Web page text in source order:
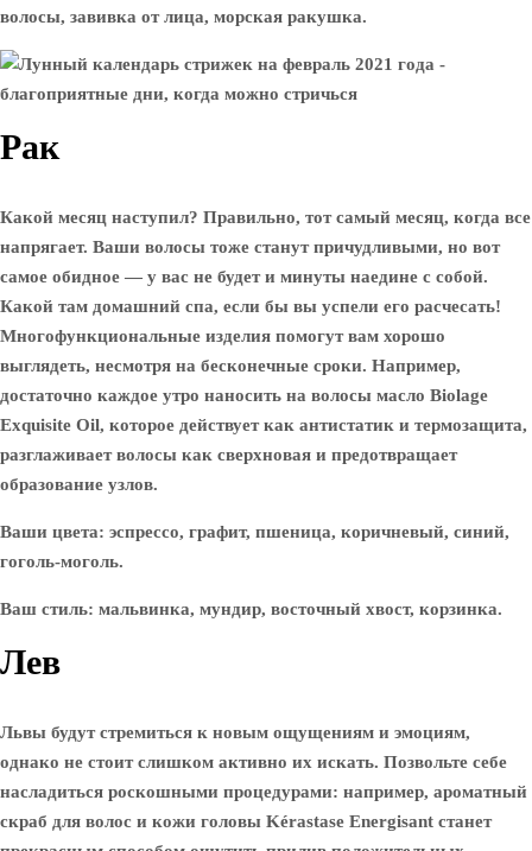
волосы, завивка от лица, морская ракушка.
Рак
Какой месяц наступил? Правильно, тот самый месяц, когда все
напрягает. Ваши волосы тоже станут причудливыми, но вот
самое обидное — у вас не будет и минуты наедине с собой.
Какой там домашний спа, если бы вы успели его расчесать!
Многофункциональные изделия помогут вам хорошо
выглядеть, несмотря на бесконечные сроки. Например,
достаточно каждое утро наносить на волосы масло Biolage
Exquisite Oil, которое действует как антистатик и термозащита,
разглаживает волосы как сверхновая и предотвращает
образование узлов.
Ваши цвета: эспрессо, графит, пшеница, коричневый, синий,
гоголь-моголь.
Ваш стиль: мальвинка, мундир, восточный хвост, корзинка.
Лев
Львы будут стремиться к новым ощущениям и эмоциям,
однако не стоит слишком активно их искать. Позвольте себе
насладиться роскошными процедурами: например, ароматный
скраб для волос и кожи головы Kérastase Energisant станет